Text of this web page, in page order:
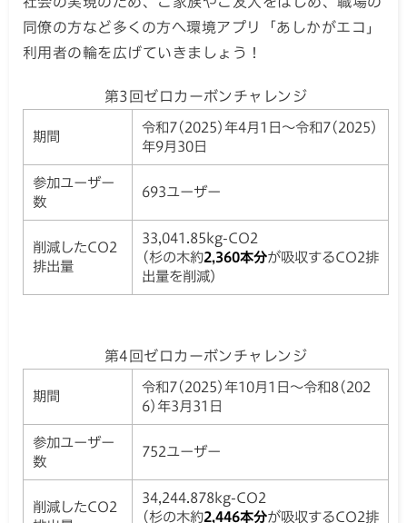
同僚の方など多くの方へ環境アプリ「あしかがエコ」
利用者の輪を広げていきましょう！
第3回ゼロカーボンチャレンジ
期間
令和7(2025)年4月1日～令和7(2025)
年9月30日
参加ユーザー
数
693ユーザー
削減したCO2
排出量
33,041.85kg-CO2
(杉の木約2,360本分が吸収するCO2排
出量を削減）
第4回ゼロカーボンチャレンジ
期間
令和7(2025)年10月1日～令和8(202
6)年3月31日
参加ユーザー
数
752ユーザー
削減したCO2
34,244.878kg-CO2
(杉の木約2,446本分が吸収するCO2排